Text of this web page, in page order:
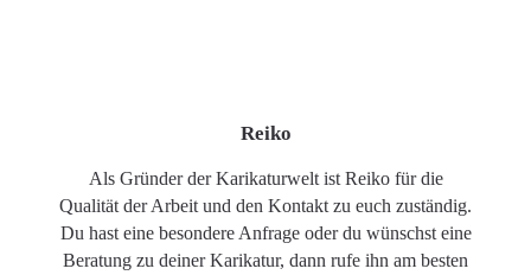
Reiko
Als Gründer der Karikaturwelt ist Reiko für die
Qualität der Arbeit und den Kontakt zu euch zuständig.
Du hast eine besondere Anfrage oder du wünschst eine
Beratung zu deiner Karikatur, dann rufe ihn am besten